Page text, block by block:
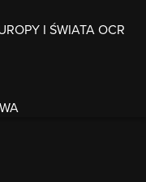
I ŚWIATA OCR